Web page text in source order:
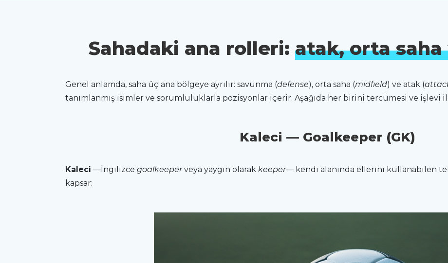
Sahadaki ana rolleri: atak, orta
Genel anlamda, saha üç ana bölgeye ayrılır: savunma (defense), orta saha (midfield) ve atak (
tanımlanmış isimler ve sorumluluklarla pozisyonlar içerir. Aşağıda her birini tercümesi ve işlevi
Kaleci — Goalkeeper (GK)
Kaleci —İngilizcegoalkeeperveya yaygın olarak keeper— kendi alanında ellerini kullanabilen
kapsar: